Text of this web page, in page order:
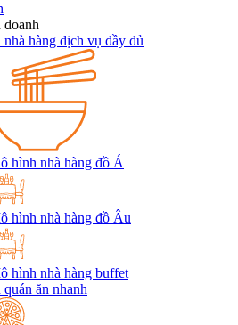
hàng dịch vụ đầy đủ
hình nhà hàng đồ Á
hình nhà hàng đồ Âu
hình nhà hàng buffet
ăn nhanh